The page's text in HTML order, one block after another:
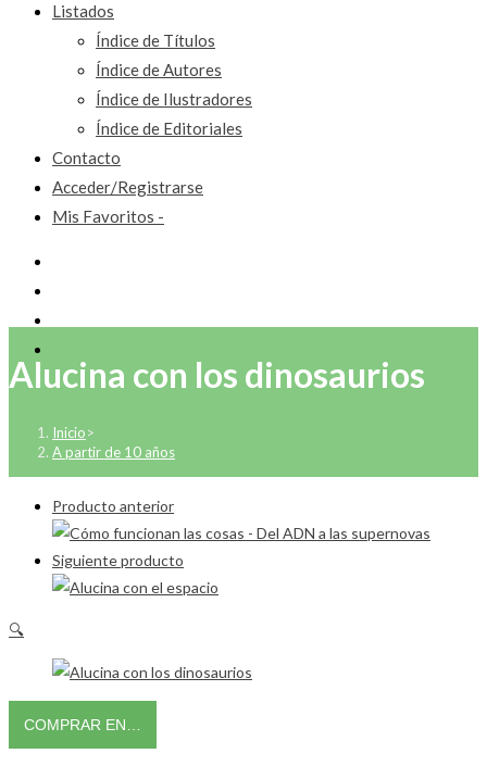
Listados
Índice de Títulos
Índice de Autores
Índice de Ilustradores
Índice de Editoriales
Contacto
Acceder/Registrarse
Mis Favoritos -
Alucina con los dinosaurios
Inicio>
A partir de 10 años
Producto anterior
Siguiente producto
🔍
COMPRAR EN…